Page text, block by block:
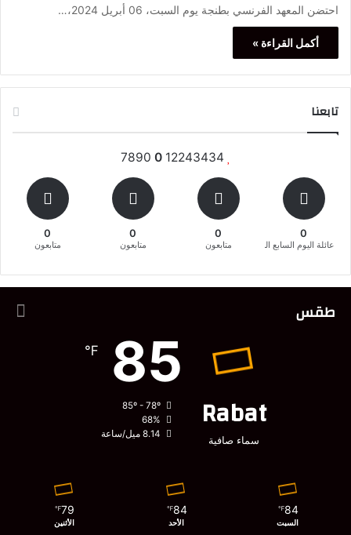
احتضن المعهد الفرنسي بطنجة يوم السبت، 06 أبريل 2024،…
أكمل القراءة »
تابعنا
12243434
0
0
عائلة اليوم السابع المغربية
0
متابعون
0
متابعون
0
متابعون
طقس
Rabat
سماء صافية
85
℉
68%
8.14 ميل/ساعة
84
℉
السبت
84
℉
الأحد
79
℉
الأثنين